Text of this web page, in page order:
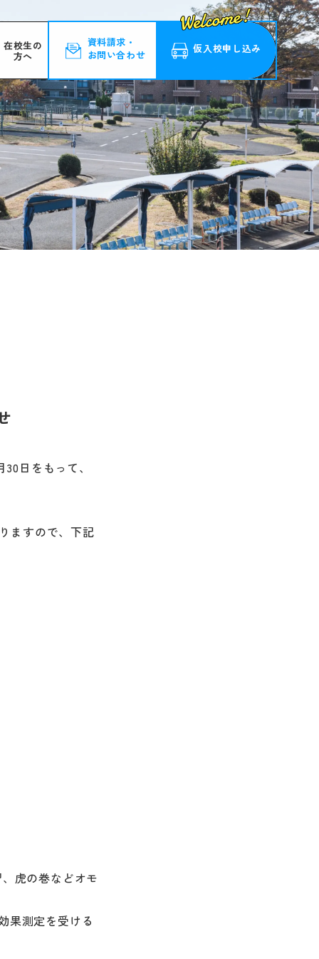
仮入校申し込み
資料請求・
お問い合わせ
在校生の
方へ
日をもって、
ますので、下記
虎の巻などオモ
果測定を受ける